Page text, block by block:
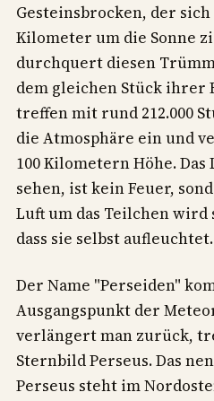
Gesteinsbrocken, der
Kilometer um die Sonne
durchquert diesen
dem gleichen Stück ihrer
treffen mit rund 212.000
die Atmosphäre ein und
100 Kilometern Höhe.
sehen, ist kein Feuer,
Luft um das Teilchen
dass sie selbst aufleuchtet.
Der Name "Perseiden"
Ausgangspunkt der
verlängert man zurück,
Sternbild Perseus. Das
Perseus steht im